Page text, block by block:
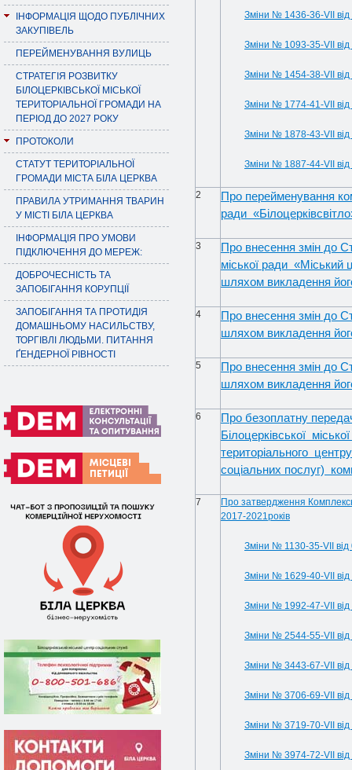
ІНФОРМАЦІЯ ЩОДО ПУБЛІЧНИХ
ЗАКУПІВЕЛЬ
ПЕРЕЙМЕНУВАННЯ ВУЛИЦЬ
СТРАТЕГІЯ РОЗВИТКУ
БІЛОЦЕРКІВСЬКОЇ МІСЬКОЇ
ТЕРИТОРІАЛЬНОЇ ГРОМАДИ НА
ПЕРІОД ДО 2027 РОКУ
ПРОТОКОЛИ
СТАТУТ ТЕРИТОРІАЛЬНОЇ
ГРОМАДИ МІСТА БІЛА ЦЕРКВА
ПРАВИЛА УТРИМАННЯ ТВАРИН
У МІСТІ БІЛА ЦЕРКВА
ІНФОРМАЦІЯ ПРО УМОВИ
ПІДКЛЮЧЕННЯ ДО МЕРЕЖ:
ДОБРОЧЕСНІСТЬ ТА
ЗАПОБІГАННЯ КОРУПЦІЇ
ЗАПОБІГАННЯ ТА ПРОТИДІЯ
ДОМАШНЬОМУ НАСИЛЬСТВУ,
ТОРГІВЛІ ЛЮДЬМИ. ПИТАННЯ
ҐЕНДЕРНОЇ РІВНОСТІ
Зміни № 1436-36-VII
Зміни № 1093-35-VII
Зміни № 1454-38-VII
Зміни № 1774-41-VII
Зміни № 1878-43-VII
Зміни № 1887-44-VII
2
Про перейменування
ради
3
Про внесення змін до
міської ради «Міський
шляхом викладення
4
Про внесення змін до
шляхом викладення
5
Про внесення змін до
шляхом викладення
6
Про безоплатну
Білоцерківської
територіального
соціальних послуг)
7
Про затвердження
2017-2021років
Зміни № 1130-35-VIІ
Зміни № 1629-40-VIІ
Зміни № 1992-47-VII
Зміни № 2544-55-VII
Зміни № 3443-67-VII
Зміни № 3706-69-VII від
Зміни № 3719-70-VII від
Зміни № 3974-72-VII